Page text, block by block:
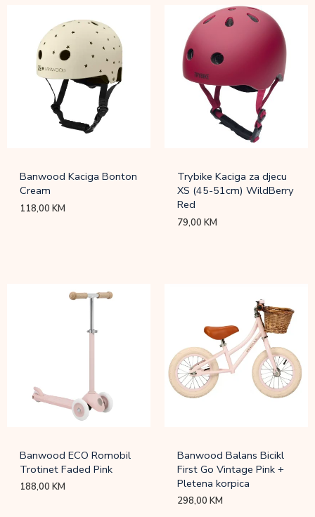
Banwood Kaciga Bonton
Cream
118,00KM
Trybike Kaciga za djecu
XS (45-51cm) WildBerry
Red
79,00KM
Banwood ECO Romobil
Trotinet Faded Pink
188,00KM
Banwood Balans Bicikl
First Go Vintage Pink +
Pletena korpica
298,00KM